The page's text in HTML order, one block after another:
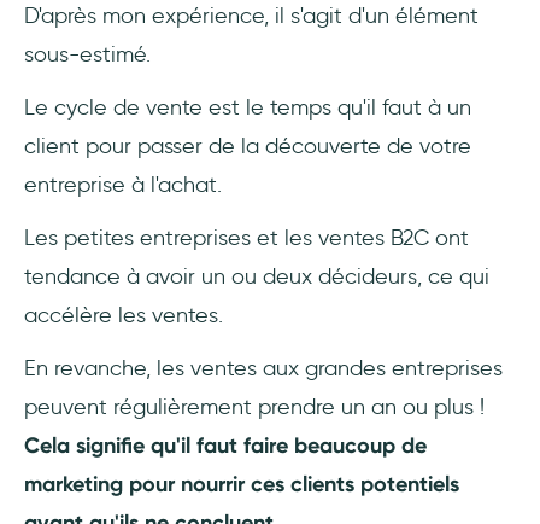
D'après mon expérience, il s'agit d'un élément
sous-estimé.
Le cycle de vente est le temps qu'il faut à un
client pour passer de la découverte de votre
entreprise à l'achat.
Les petites entreprises et les ventes B2C ont
tendance à avoir un ou deux décideurs, ce qui
accélère les ventes.
En revanche, les ventes aux grandes entreprises
peuvent régulièrement prendre un an ou plus !
Cela signifie qu'il faut faire beaucoup de
marketing pour nourrir ces clients potentiels